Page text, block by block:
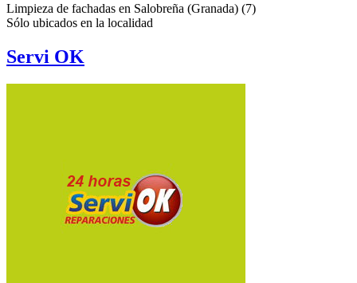
Limpieza de fachadas en Salobreña (Granada) (7)
Sólo ubicados en la localidad
Servi OK